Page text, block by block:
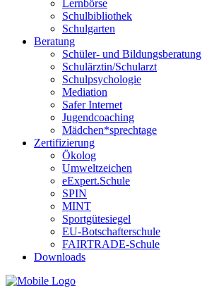
Lernbörse
Schulbibliothek
Schulgarten
Beratung
Schüler- und Bildungsberatung
Schulärztin/Schularzt
Schulpsychologie
Mediation
Safer Internet
Jugendcoaching
Mädchen*sprechtage
Zertifizierung
Ökolog
Umweltzeichen
eExpert.Schule
SPIN
MINT
Sportgütesiegel
EU-Botschafterschule
FAIRTRADE-Schule
Downloads